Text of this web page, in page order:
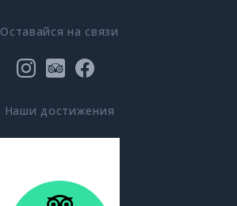
Оставайся на связи
Наши достижения